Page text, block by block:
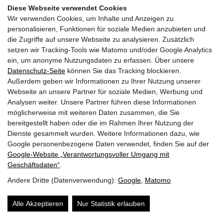
Diese Webseite verwendet Cookies
Wir verwenden Cookies, um Inhalte und Anzeigen zu
personalisieren, Funktionen für soziale Medien anzubieten und
die Zugriffe auf unsere Webseite zu analysieren. Zusätzlich
setzen wir Tracking-Tools wie Matomo und/oder Google Analytics
ein, um anonyme Nutzungsdaten zu erfassen. Über unsere
Datenschutz-Seite können Sie das Tracking blockieren.
Außerdem geben wir Informationen zu Ihrer Nutzung unserer
Webseite an unsere Partner für soziale Medien, Werbung und
Analysen weiter. Unsere Partner führen diese Informationen
möglicherweise mit weiteren Daten zusammen, die Sie
bereitgestellt haben oder die im Rahmen Ihrer Nutzung der
Dienste gesammelt wurden. Weitere Informationen dazu, wie
Google personenbezogene Daten verwendet, finden Sie auf der
Google‑Website „Verantwortungsvoller Umgang mit
Geschäftsdaten“
Andere Dritte (Datenverwendung): Google Matomo
Alle Akzeptieren Nur Statistik erlauben
GEMEINDEN
AKTUELLES
PARTNER
LINKS
SITEMAP
IMPRESSUM & DATENSCHUTZ